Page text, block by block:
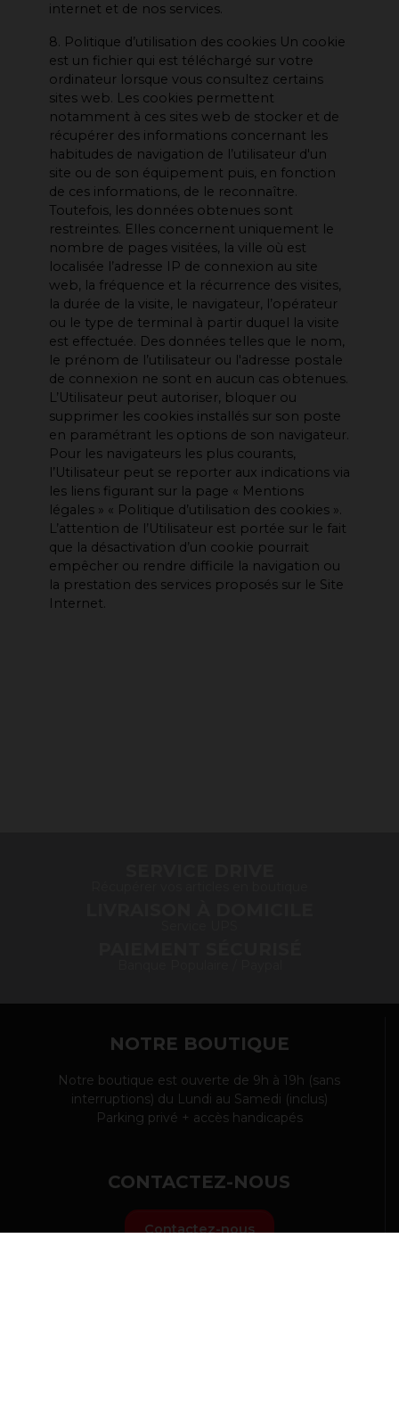
internet et de nos services.
8. Politique d’utilisation des cookies Un cookie
est un fichier qui est téléchargé sur votre
ordinateur lorsque vous consultez certains
sites web. Les cookies permettent
notamment à ces sites web de stocker et de
récupérer des informations concernant les
habitudes de navigation de l’utilisateur d'un
site ou de son équipement puis, en fonction
de ces informations, de le reconnaître.
Toutefois, les données obtenues sont
restreintes. Elles concernent uniquement le
nombre de pages visitées, la ville où est
localisée l’adresse IP de connexion au site
web, la fréquence et la récurrence des visites,
la durée de la visite, le navigateur, l’opérateur
ou le type de terminal à partir duquel la visite
est effectuée. Des données telles que le nom,
le prénom de l’utilisateur ou l'adresse postale
de connexion ne sont en aucun cas obtenues.
L’Utilisateur peut autoriser, bloquer ou
supprimer les cookies installés sur son poste
en paramétrant les options de son navigateur.
Pour les navigateurs les plus courants,
l’Utilisateur peut se reporter aux indications via
les liens figurant sur la page « Mentions
légales » « Politique d’utilisation des cookies ».
L’attention de l’Utilisateur est portée sur le fait
que la désactivation d’un cookie pourrait
empêcher ou rendre difficile la navigation ou
la prestation des services proposés sur le Site
Internet.
NOTRE BOUTIQUE
Notre boutique est ouverte de 9h à 19h (sans
interruptions) du Lundi au Samedi (inclus)
Parking privé + accès handicapés
CONTACTEZ-NOUS
Contactez-nous